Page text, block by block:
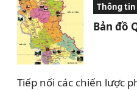
Thông tin
Bản đồ
Tiếp nối các chiến lược